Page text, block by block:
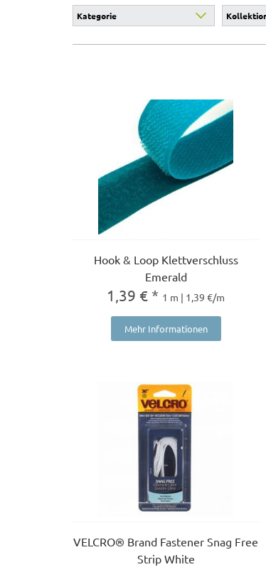
Kategorie
Hook & Loop Klettverschluss
Emerald
1,39 € * 1 m | 1,39 €/m
Mehr Informationen
VELCRO® Brand Fastener Snag Free
Strip White